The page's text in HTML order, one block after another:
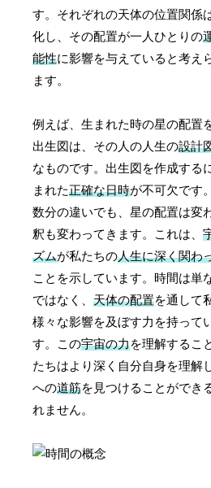
す。それぞれの天体の位置関係
化し、その配置が一人ひとりの
能性に影響を与えていると考え
ます。
例えば、生まれた時の星の配置
出生図は、その人の人生の設計
なものです。出生図を作成する
まれた正確な日時が不可欠です
数分の違いでも、星の配置は変
釈も変わってきます。これは、
ズムが私たちの人生に深く関わ
ことを示しています。時間は単
ではなく、天体の配置を通して
様々な影響を及ぼす力を持って
す。この宇宙の力を理解するこ
たちはより深く自分自身を理解
への道筋を見つけることができ
れません。